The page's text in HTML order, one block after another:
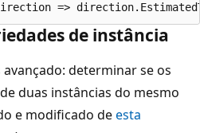
de instância
determinar se os
duas instâncias do mesmo
e modificado deesta